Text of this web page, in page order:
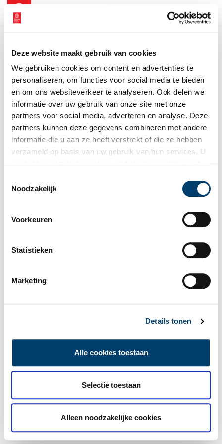
Deze website maakt gebruik van cookies
We gebruiken cookies om content en advertenties te
personaliseren, om functies voor social media te bieden
en om ons websiteverkeer te analyseren. Ook delen we
informatie over uw gebruik van onze site met onze
partners voor social media, adverteren en analyse. Deze
partners kunnen deze gegevens combineren met andere
informatie die u aan ze heeft verstrekt of die ze hebben
verzameld op basis van uw gebruik van hun services. U
Noodzakelijk
Voorkeuren
Statistieken
Marketing
Details tonen
Alle cookies toestaan
Selectie toestaan
Alleen noodzakelijke cookies